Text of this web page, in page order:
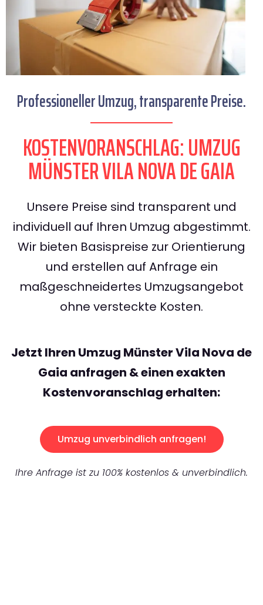
Professioneller Umzug, transparente Preise.
KOSTENVORANSCHLAG: UMZUG
MÜNSTER VILA NOVA DE GAIA
Unsere Preise sind transparent und
individuell auf Ihren Umzug abgestimmt.
Wir bieten Basispreise zur Orientierung
und erstellen auf Anfrage ein
maßgeschneidertes Umzugsangebot
ohne versteckte Kosten.
Jetzt Ihren Umzug Münster Vila Nova de
Gaia anfragen & einen exakten
Kostenvoranschlag erhalten:
Umzug unverbindlich anfragen!
Ihre Anfrage ist zu 100% kostenlos & unverbindlich.